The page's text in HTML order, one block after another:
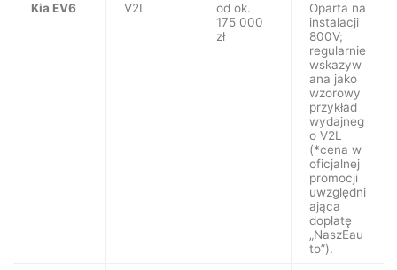
Kia EV6 V2L
od ok.
175 000
zł
Oparta na
instalacji
800V;
regularnie
wskazyw
ana jako
wzorowy
przykład
wydajneg
o V2L
(*cena w
oficjalnej
promocji
uwzględni
ająca
dopłatę
„NaszEau
to”).